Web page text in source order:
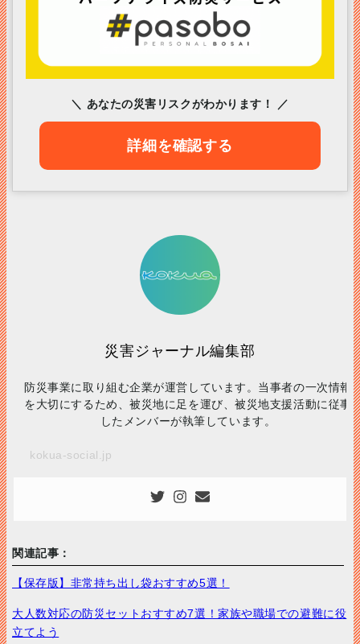
＼ あなたの災害リスクがわかります！ ／
詳細を確認する
災害ジャーナル編集部
防災事業に取り組む企業が運営しています。当事者の一次情報
を大切にするため、被災地に足を運び、被災地支援活動に従事
したメンバーが執筆しています。
kokua-social.jp
関連記事：
【保存版】非常持ち出し袋おすすめ5選！
大人数対応の防災セットおすすめ7選！家族や職場での避難に役
立てよう